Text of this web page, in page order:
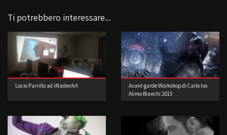
Ti potrebbero interessare...
Lucio Parrillo ad iMasterArt
Avant-garde Workshop di Carlo Ivo
Alimo Bianchi 2015